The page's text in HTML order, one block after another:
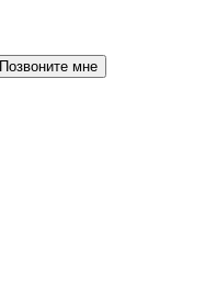
Позвоните мне